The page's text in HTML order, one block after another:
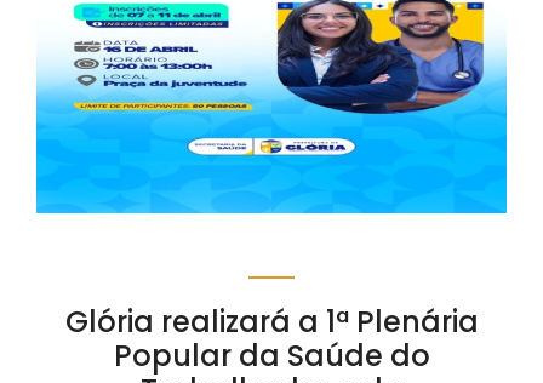
Glória realizará a 1ª Plenária
Popular da Saúde do